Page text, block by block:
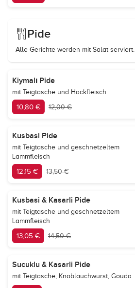
Pide
Alle Gerichte werden mit Salat serviert.
Kiymalı Pide
mit Teigtasche und Hackfleisch
10,80 € 12,00 €
Kusbasi Pide
mit Teigtasche und geschnetzeltem
Lammfleisch
12,15 € 13,50 €
Kusbasi & Kasarli Pide
mit Teigtasche und geschnetzeltem
Lammfleisch
13,05 € 14,50 €
Sucuklu & Kasarli Pide
mit Teigtasche, Knoblauchwurst, Gouda